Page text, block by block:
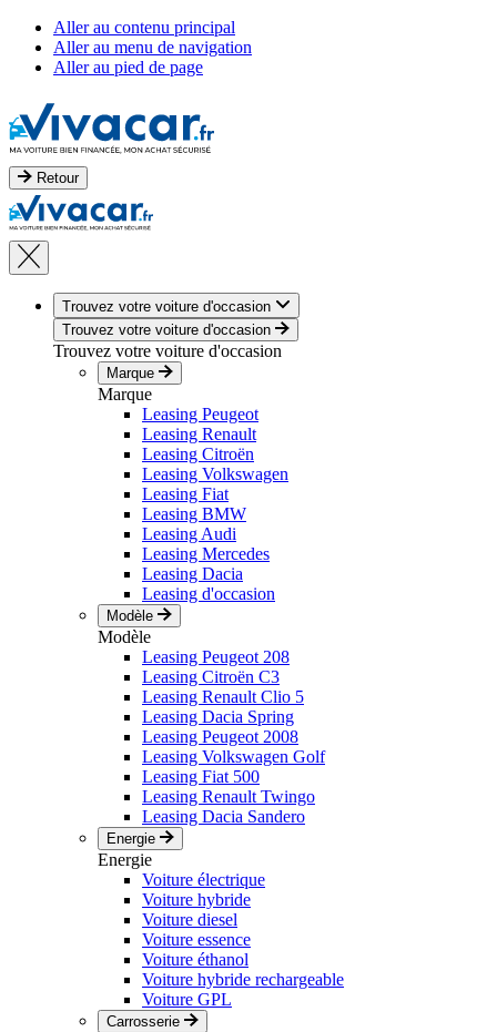
Aller au contenu principal
Aller au menu de navigation
Aller au pied de page
Retour
Trouvez votre voiture d'occasion
Trouvez votre voiture d'occasion
Trouvez votre voiture d'occasion
Marque
Marque
Leasing Peugeot
Leasing Renault
Leasing Citroën
Leasing Volkswagen
Leasing Fiat
Leasing BMW
Leasing Audi
Leasing Mercedes
Leasing Dacia
Leasing d'occasion
Modèle
Modèle
Leasing Peugeot 208
Leasing Citroën C3
Leasing Renault Clio 5
Leasing Dacia Spring
Leasing Peugeot 2008
Leasing Volkswagen Golf
Leasing Fiat 500
Leasing Renault Twingo
Leasing Dacia Sandero
Energie
Energie
Voiture électrique
Voiture hybride
Voiture diesel
Voiture essence
Voiture éthanol
Voiture hybride rechargeable
Voiture GPL
Carrosserie